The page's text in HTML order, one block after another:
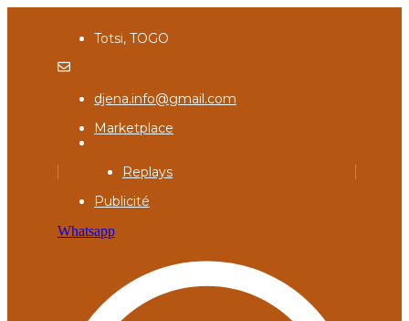
Totsi, TOGO
djena.info@gmail.com
Marketplace
Replays
Publicité
Whatsapp